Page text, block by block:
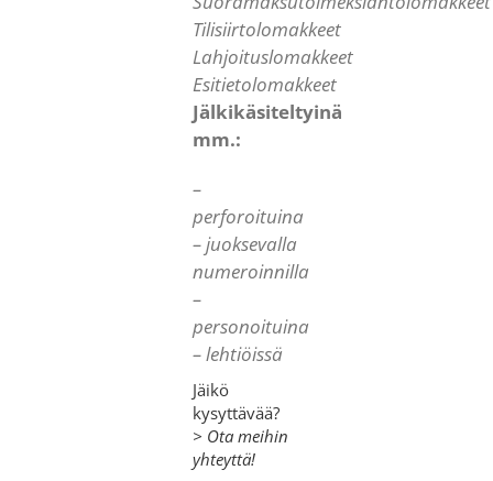
Tilisiirtolomakkeet
Lahjoituslomakkeet
Esitietolomakkeet
Jälkikäsiteltyinä
mm.:
–
perforoituina
– juoksevalla
numeroinnilla
–
personoituina
– lehtiöissä
Jäikö
kysyttävää?
> Ota meihin
yhteyttä!